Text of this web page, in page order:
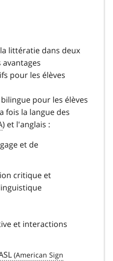
e
2
littératie dans deux
pour les élèves
pour les élèves
fois la langue des
) et l'anglais :
et de
critique et
et interactions